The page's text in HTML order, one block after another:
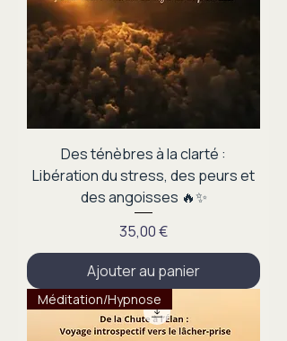
Des ténèbres à la clarté :
Libération du stress, des peurs et
des angoisses 🔥✨
Prix
35,00 €
Ajouter au panier
Méditation/Hypnose